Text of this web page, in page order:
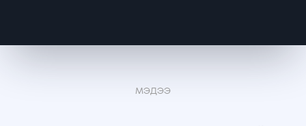
МЭДЭЭ